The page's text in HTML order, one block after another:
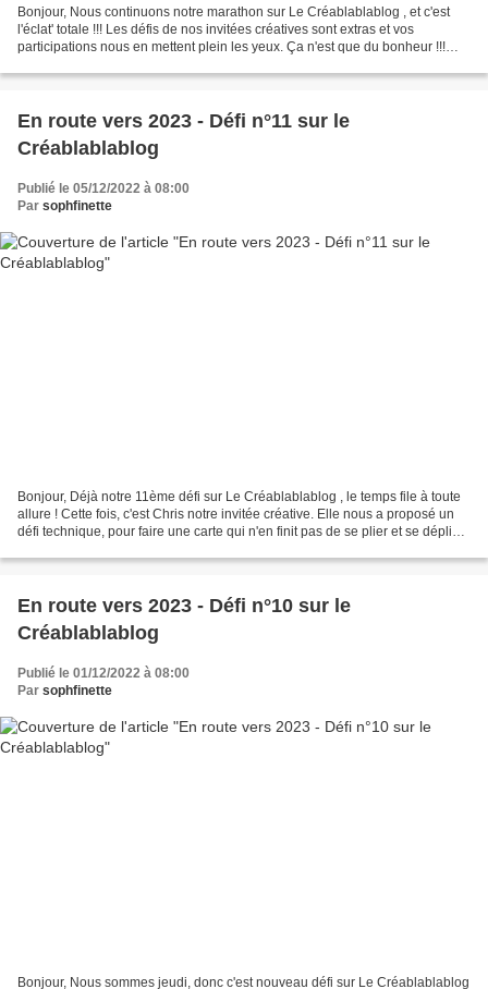
Bonjour, Nous continuons notre marathon sur Le Créablablablog , et c'est
l'éclat' totale !!! Les défis de nos invitées créatives sont extras et vos
participations nous en mettent plein les yeux. Ça n'est que du bonheur !!!
En route vers 2023 - Défi n°11 sur le
Créablablablog
Publié le 05/12/2022 à 08:00
Par sophfinette
Bonjour, Déjà notre 11ème défi sur Le Créablablablog , le temps file à toute
allure ! Cette fois, c'est Chris notre invitée créative. Elle nous a proposé un
défi technique, pour faire une carte qui n'en finit pas de se plier et se déplier
En route vers 2023 - Défi n°10 sur le
Créablablablog
Publié le 01/12/2022 à 08:00
Par sophfinette
Bonjour, Nous sommes jeudi, donc c'est nouveau défi sur Le Créablablablog